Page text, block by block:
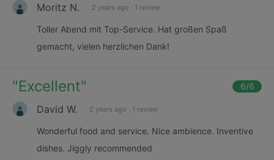
Moritz N. 2 years ago · 1 review
Toller Abend mit Top-Service. Hat großen Spaß
gemacht, vielen herzlichen Dank!
"Excellent" 6/6
David W. 2 years ago · 1 review
Wonderful food and service. Nice ambience. Inventive
dishes. Jiggly recommended